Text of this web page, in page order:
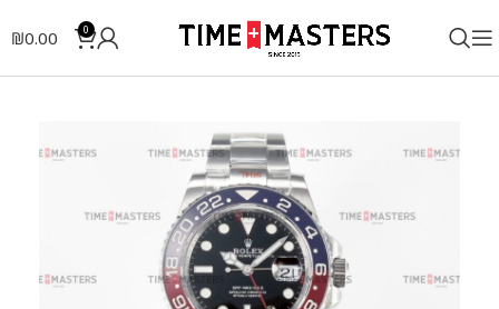
0
₪0.00